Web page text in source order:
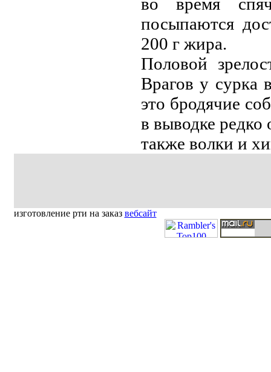
посыпаются
200 г жира.
Половой
Врагов у сурка
это бродячие
в выводке рeдко
также волки и
изготовление рти на заказ вебсайт